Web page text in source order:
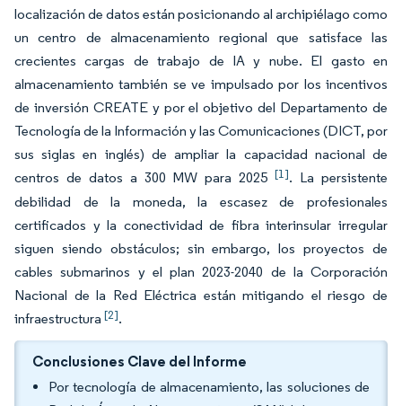
localización de datos están posicionando al archipiélago como
un centro de almacenamiento regional que satisface las
crecientes cargas de trabajo de IA y nube. El gasto en
almacenamiento también se ve impulsado por los incentivos
de inversión CREATE y por el objetivo del Departamento de
Tecnología de la Información y las Comunicaciones (DICT, por
sus siglas en inglés) de ampliar la capacidad nacional de
centros de datos a 300 MW para 2025[1]. La persistente
debilidad de la moneda, la escasez de profesionales
certificados y la conectividad de fibra interinsular irregular
siguen siendo obstáculos; sin embargo, los proyectos de
cables submarinos y el plan 2023-2040 de la Corporación
Nacional de la Red Eléctrica están mitigando el riesgo de
infraestructura [2].
Conclusiones Clave del Informe
Por tecnología de almacenamiento, las soluciones de